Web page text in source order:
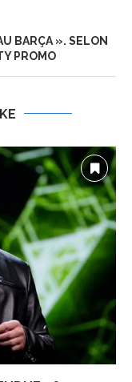
BARÇA ». SELON
PROMO